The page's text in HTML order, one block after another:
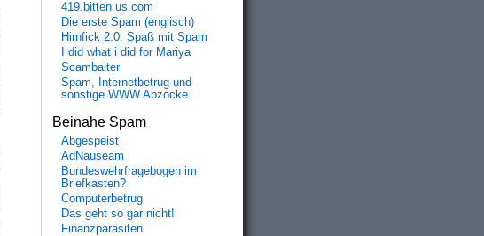
419.bitten us.com
Die erste Spam (englisch)
Hirnfick 2.0: Spaß mit Spam
I did what i did for Mariya
Scambaiter
Spam, Internetbetrug und
sonstige WWW Abzocke
Beinahe Spam
Abgespeist
AdNauseam
Bundeswehrfragebogen im
Briefkasten?
Computerbetrug
Das geht so gar nicht!
Finanzparasiten